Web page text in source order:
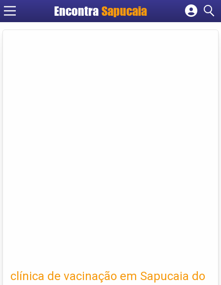
Encontra
Cadastrar empresa
clínica de vacinação em Sapucaia do